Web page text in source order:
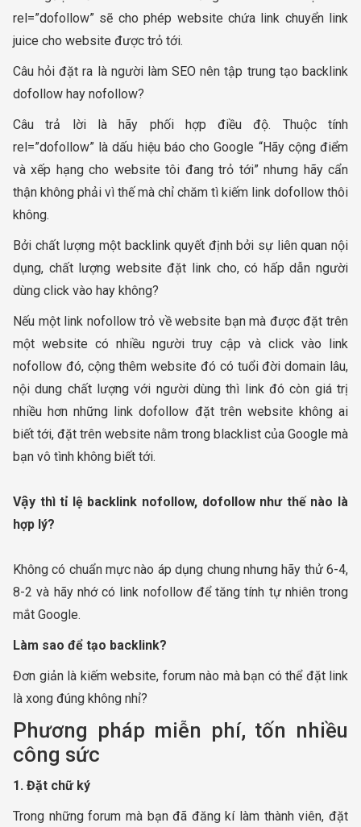
rel=”dofollow” sẽ cho phép website chứa link chuyển link
juice cho website được trỏ tới.
Câu hỏi đặt ra là người làm SEO nên tập trung tạo backlink
dofollow hay nofollow?
Câu trả lời là hãy phối hợp điều độ. Thuộc tính
rel=”dofollow” là dấu hiệu báo cho Google “Hãy cộng điểm
và xếp hạng cho website tôi đang trỏ tới” nhưng hãy cẩn
thận không phải vì thế mà chỉ chăm tì kiếm link dofollow thôi
không.
Bởi chất lượng một backlink quyết định bởi sự liên quan nội
dụng, chất lượng website đặt link cho, có hấp dẫn người
dùng click vào hay không?
Nếu một link nofollow trỏ về website bạn mà được đặt trên
một website có nhiều người truy cập và click vào link
nofollow đó, cộng thêm website đó có tuổi đời domain lâu,
nội dung chất lượng với người dùng thì link đó còn giá trị
nhiều hơn những link dofollow đặt trên website không ai
biết tới, đặt trên website nằm trong blacklist của Google mà
bạn vô tình không biết tới.
Vậy thì tỉ lệ backlink nofollow, dofollow như thế nào là
hợp lý?
Không có chuẩn mực nào áp dụng chung nhưng hãy thử 6-4,
8-2 và hãy nhớ có link nofollow để tăng tính tự nhiên trong
mắt Google.
Làm sao để tạo backlink?
Đơn giản là kiếm website, forum nào mà bạn có thể đặt link
là xong đúng không nhỉ?
Phương pháp miễn phí, tốn nhiều
công sức
1. Đặt chữ ký
Trong những forum mà bạn đã đăng kí làm thành viên, đặt